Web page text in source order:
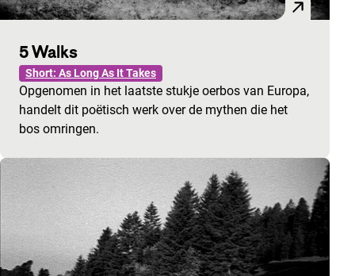
5 Walks
Short: As Long As It Takes
Opgenomen in het laatste stukje oerbos van Europa,
handelt dit poëtisch werk over de mythen die het
bos omringen.